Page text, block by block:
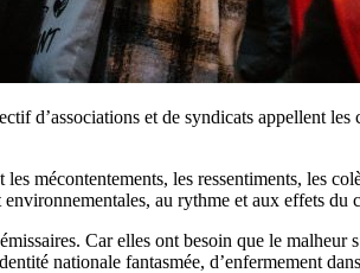
et de syndicats appellent les
mécontentements, les ressentiments, les
au rythme et aux effets
Car elles ont besoin que le
nationale fantasmée, d’enfermement